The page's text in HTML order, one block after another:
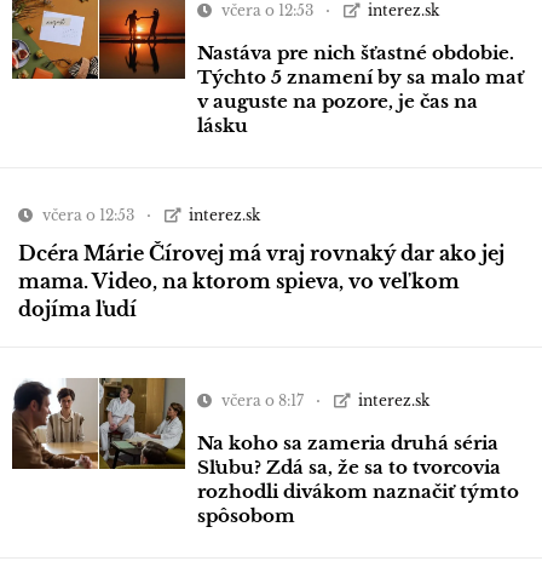
včera o 12:53 interez.sk
Nastáva pre nich šťastné obdobie.
Týchto 5 znamení by sa malo mať
v auguste na pozore, je čas na
lásku
včera o 12:53 interez.sk
Dcéra Márie Čírovej má vraj rovnaký dar ako jej
mama. Video, na ktorom spieva, vo veľkom
dojíma ľudí
včera o 8:17 interez.sk
Na koho sa zameria druhá séria
Sľubu? Zdá sa, že sa to tvorcovia
rozhodli divákom naznačiť týmto
spôsobom